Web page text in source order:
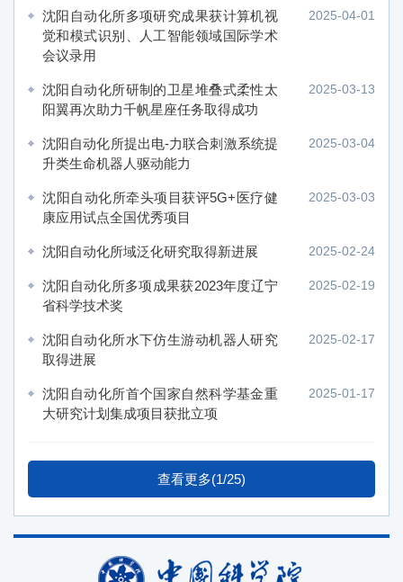
沈阳自动化所多项研究成果获计算机视
觉和模式识别、人工智能领域国际学术
会议录用
2025-04-01
沈阳自动化所研制的卫星堆叠式柔性太
阳翼再次助力千帆星座任务取得成功
2025-03-13
沈阳自动化所提出电-力联合刺激系统提
升类生命机器人驱动能力
2025-03-04
沈阳自动化所牵头项目获评5G+医疗健
康应用试点全国优秀项目
2025-03-03
沈阳自动化所域泛化研究取得新进展 2025-02-24
沈阳自动化所多项成果获2023年度辽宁
省科学技术奖
2025-02-19
沈阳自动化所水下仿生游动机器人研究
取得进展
2025-02-17
沈阳自动化所首个国家自然科学基金重
大研究计划集成项目获批立项
2025-01-17
查看更多(1/25)